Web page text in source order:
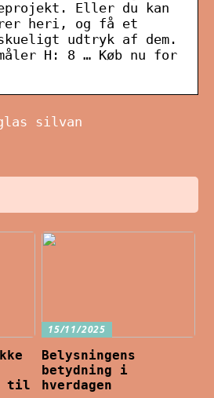
Eller du kan
heri, og få et
udtryk af dem.
H: 8 … Køb nu for
silvan
til
15/11/2025
Belysningens
betydning i
hverdagen